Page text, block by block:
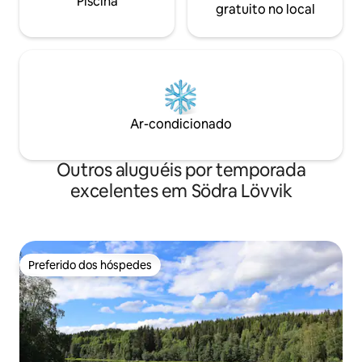
gratuito no local
Ar-condicionado
Outros aluguéis por temporada
excelentes em Södra Lövvik
Preferido dos hóspedes
Preferido dos hóspedes